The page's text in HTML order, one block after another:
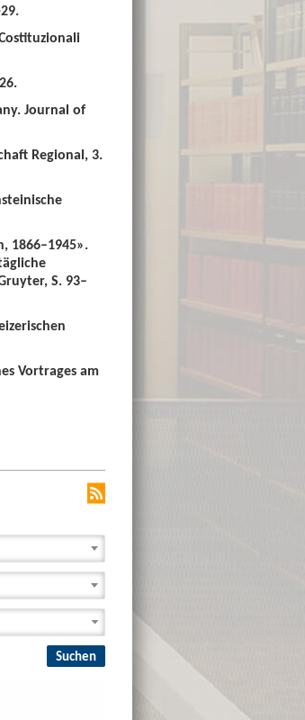
Journal of
Regional, 3.
1866–1945».
S. 93–
Vortrages am